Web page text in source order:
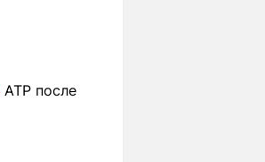
ATP после